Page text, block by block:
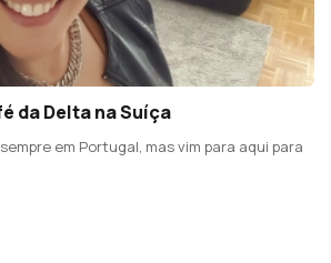
da Delta na Suíça
em Portugal, mas vim para aqui para